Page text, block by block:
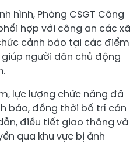
hình, Phòng CSGT Công
hợp với công an các xã
cảnh báo tại các điểm
người dân chủ động
lực lượng chức năng đã
báo, đồng thời bố trí cán
điều tiết giao thông và
qua khu vực bị ảnh